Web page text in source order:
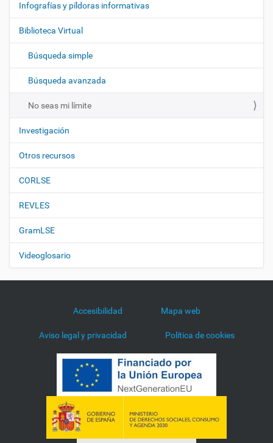
e
g
a
i
n
Infografías y píldoras informativas
Biblioteca Virtual
Búsqueda simple
Búsqueda avanzada
No seas mi límite
Investigación
Otros recursos
CORLSE
REVLES
GramLSE
Videoglosario
Accesibilidad Mapa web
Aviso legal y privacidad Política de cookies